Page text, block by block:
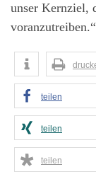
unser Kernziel,
voranzutreiben.“
teilen
teilen
teilen